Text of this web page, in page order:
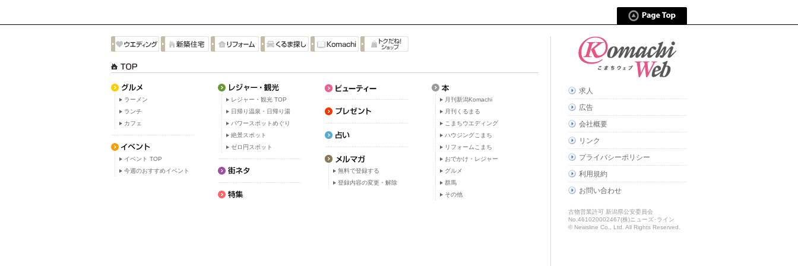
ラーメン
ランチ
カフェ
イベント TOP
今週のおすすめイベント
レジャー・観光 TOP
日帰り温泉・日帰り湯
パワースポットめぐり
絶景スポット
ゼロ円スポット
無料で登録する
登録内容の変更・解除
月刊新潟Komachi
月刊くるまる
こまちウエディング
ハウジングこまち
リフォームこまち
おでかけ・レジャー
グルメ
群馬
その他
求人
広告
会社概要
リンク
プライバシーポリシー
利用規約
お問い合わせ
古物営業許可 新潟県公安委員会
No.461020002467(株)ニューズ･ライン
© Newsline Co., Ltd. All Rights Reserved.